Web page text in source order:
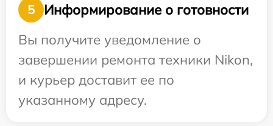
5
Информирование о готовности
Вы получите уведомление о
завершении ремонта техники Nikon,
и курьер доставит ее по
указанному адресу.